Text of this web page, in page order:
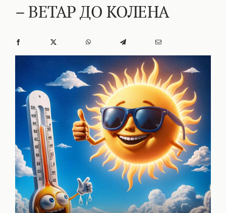
КОНТАКТ
– ВЕТАР ДО КОЛЕНА